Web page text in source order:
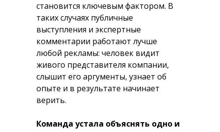
становится ключевым фактором. В
таких случаях публичные
выступления и экспертные
комментарии работают лучше
любой рекламы: человек видит
живого представителя компании,
слышит его аргументы, узнает об
опыте и в результате начинает
верить.
Команда устала объяснять одно и